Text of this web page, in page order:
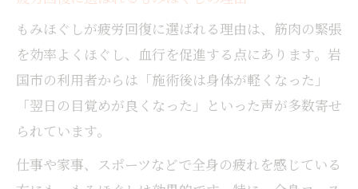
もみほぐしが疲労回復に選ばれる理由は、筋肉の緊張
を効率よくほぐし、血行を促進する点にあります。岩
国市の利用者からは「施術後は身体が軽くなった」
「翌日の目覚めが良くなった」といった声が多数寄せ
られています。
仕事や家事、スポーツなどで全身の疲れを感じている